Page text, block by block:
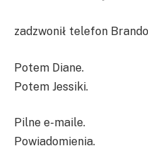
zadzwonił telefon
Potem Diane.
Potem Jessiki.
Pilne e-maile.
Powiadomienia.